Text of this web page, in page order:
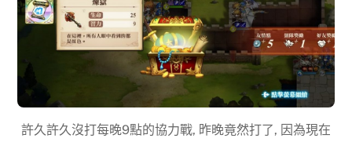
許久許久沒打每晚9點的協力戰, 昨晚竟然打了, 因為現在